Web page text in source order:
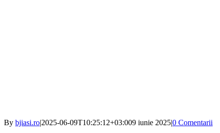
By bjiasi.ro|2025-06-09T10:25:12+03:009 iunie 2025|0 Comentarii